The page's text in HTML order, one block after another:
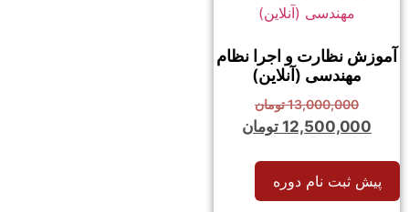
آموزش نظارت و اجرا نظام
مهندسی (آنلاین)
13,000,000تومان
12,500,000 تومان
پیش ثبت نام دوره